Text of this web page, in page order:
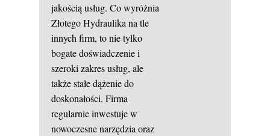
jakością usług. Co wyróżnia
Złotego Hydraulika na tle
innych firm, to nie tylko
bogate doświadczenie i
szeroki zakres usług, ale
także stałe dążenie do
doskonałości. Firma
regularnie inwestuje w
nowoczesne narzędzia oraz